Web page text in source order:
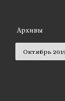
Архивы